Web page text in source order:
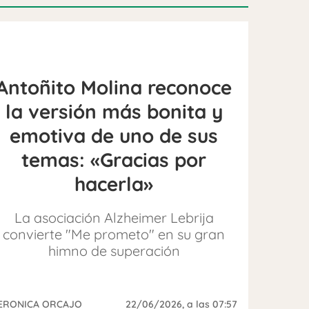
Molina reconoce
la versión más bonita y
emotiva de uno de sus
temas: «Gracias por
hacerla»
La asociación Alzheimer Lebrija
convierte "Me prometo" en su gran
himno de superación
ORCAJO 22/06/2026, a las 07:57